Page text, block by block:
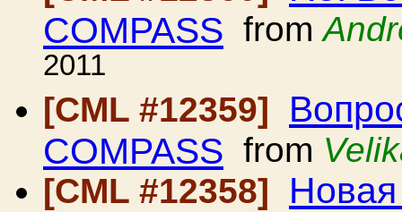
COMPASS from
2011
[CML #12359]
COMPASS from
[CML #12358]